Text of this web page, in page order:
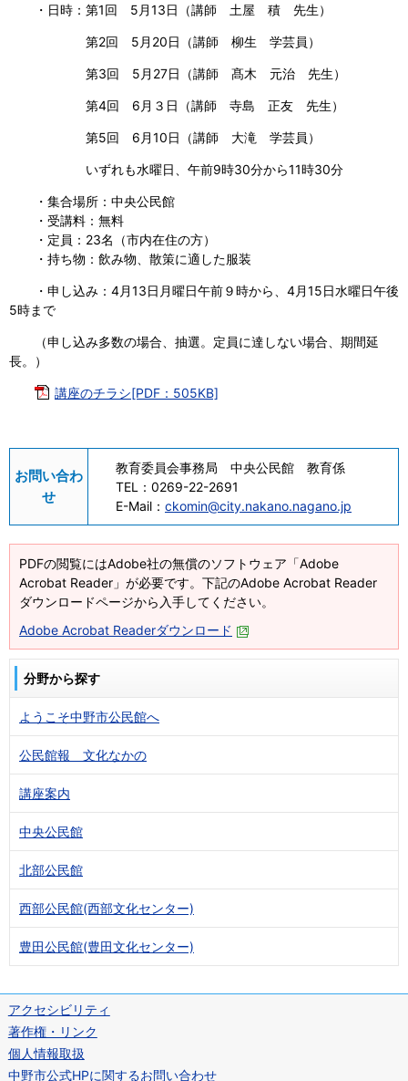
・日時：第1回 5月13日（講師 土屋 積 先生）
第2回 5月20日（講師 柳生 学芸員）
第3回 5月27日（講師 髙木 元治 先生）
第4回 6月３日（講師 寺島 正友 先生）
第5回 6月10日（講師 大滝 学芸員）
いずれも水曜日、午前9時30分から11時30分
・集合場所：中央公民館
・受講料：無料
・定員：23名（市内在住の方）
・持ち物：飲み物、散策に適した服装
・申し込み：4月13日月曜日午前９時から、4月15日水曜日午後
5時まで
（申し込み多数の場合、抽選。定員に達しない場合、期間延
長。）
講座のチラシ[PDF：505KB]
お問い合わ
せ
教育委員会事務局 中央公民館 教育係
TEL： 0269-22-2691
E-Mail： ckomin@city.nakano.nagano.jp
PDFの閲覧にはAdobe社の無償のソフトウェア「Adobe
Acrobat Reader」が必要です。下記のAdobe Acrobat Reader
ダウンロードページから入手してください。
Adobe Acrobat Readerダウンロード
分野から探す
ようこそ中野市公民館へ
公民館報 文化なかの
講座案内
中央公民館
北部公民館
西部公民館(西部文化センター)
豊田公民館(豊田文化センター)
アクセシビリティ
著作権・リンク
個人情報取扱
中野市公式HPに関するお問い合わせ